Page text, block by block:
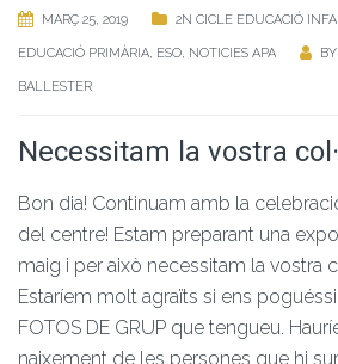
MARÇ 25, 2019 2N CICLE EDUCACIÓ
EDUCACIÓ PRIMÀRIA, ESO, NOTICIES APA BY
BALLESTER
Necessitam la vostra
Bon dia! Continuam amb la
del centre! Estam preparant una
maig i per això necessitam la vostra
Estaríem molt agraïts si ens
FOTOS DE GRUP que tengueu.
naixement de les persones que hi